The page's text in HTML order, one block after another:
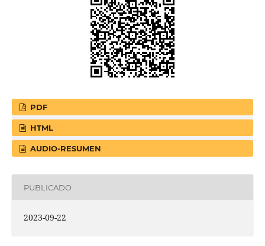
PDF
HTML
AUDIO-RESUMEN
PUBLICADO
2023-09-22